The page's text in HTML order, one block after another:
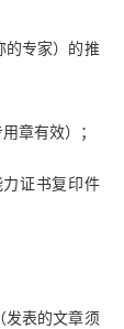
的专家）的推
章有效）；
力证书复印件
发表的文章须